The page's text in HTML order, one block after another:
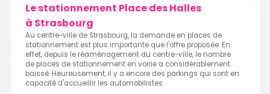
Le stationnement Place des Halles
à Strasbourg
Au centre-ville de Strasbourg, la demande en places de
stationnement est plus importante que l'offre proposée. En
effet, depuis le réaménagement du centre-ville, le nombre
de places de stationnement en voirie a considérablement
baissé. Heureusement, il y a encore des parkings qui sont en
capacité d'accueillir les automobilistes.